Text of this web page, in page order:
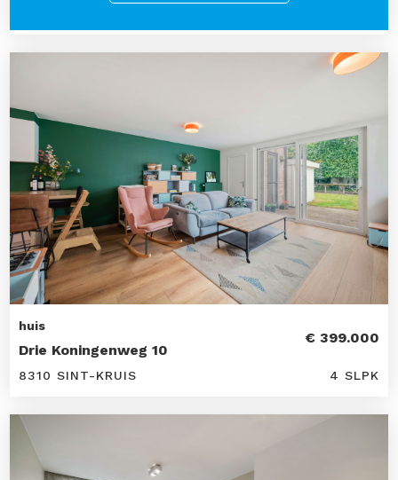
huis
Drie Koningenweg 10
€ 399.000
8310 SINT-KRUIS 4 SLPK